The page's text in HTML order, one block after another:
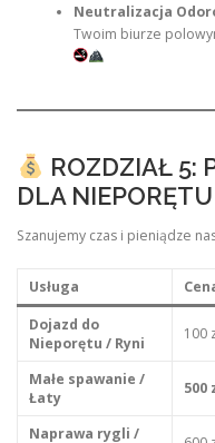
Neutralizacja
Twoim biurze
ROZDZIAŁ 5:
DLA
Szanujemy czas i pieniądze
Usługa
Dojazd do
Nieporętu / Ryni
100
Małe spawanie /
Łaty
500
Naprawa rygli /